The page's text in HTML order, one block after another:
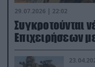
29.07.2026 | 22:02
Συγκροτούνται
Επιχειρήσεων